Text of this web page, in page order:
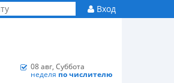
Вход
08 авг, Суббота
неделя по числителю